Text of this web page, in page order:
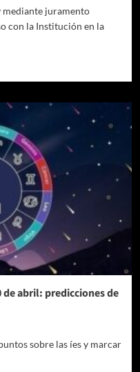
mediante juramento
con la Institución en la
abril: predicciones de
sobre las íes y marcar